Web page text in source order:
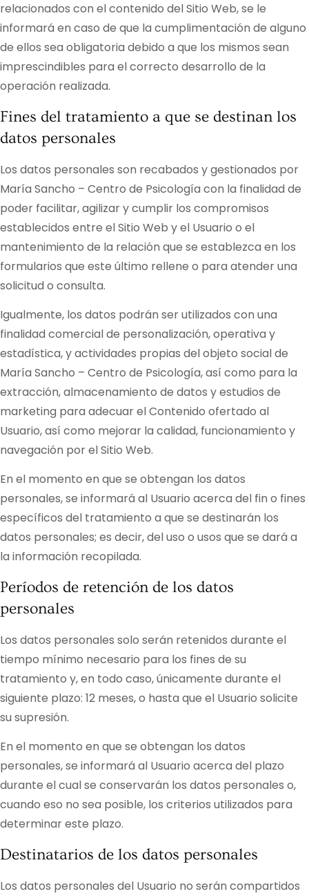
relacionados con el contenido del Sitio Web, se le
informará en caso de que la cumplimentación de alguno
de ellos sea obligatoria debido a que los mismos sean
imprescindibles para el correcto desarrollo de la
operación realizada.
Fines del tratamiento a que se destinan los
datos personales
Los datos personales son recabados y gestionados por
María Sancho – Centro de Psicología con la finalidad de
poder facilitar, agilizar y cumplir los compromisos
establecidos entre el Sitio Web y el Usuario o el
mantenimiento de la relación que se establezca en los
formularios que este último rellene o para atender una
solicitud o consulta.
Igualmente, los datos podrán ser utilizados con una
finalidad comercial de personalización, operativa y
estadística, y actividades propias del objeto social de
María Sancho – Centro de Psicología, así como para la
extracción, almacenamiento de datos y estudios de
marketing para adecuar el Contenido ofertado al
Usuario, así como mejorar la calidad, funcionamiento y
navegación por el Sitio Web.
En el momento en que se obtengan los datos
personales, se informará al Usuario acerca del fin o fines
específicos del tratamiento a que se destinarán los
datos personales; es decir, del uso o usos que se dará a
la información recopilada.
Períodos de retención de los datos
personales
Los datos personales solo serán retenidos durante el
tiempo mínimo necesario para los fines de su
tratamiento y, en todo caso, únicamente durante el
siguiente plazo: 12 meses, o hasta que el Usuario solicite
su supresión.
En el momento en que se obtengan los datos
personales, se informará al Usuario acerca del plazo
durante el cual se conservarán los datos personales o,
cuando eso no sea posible, los criterios utilizados para
determinar este plazo.
Destinatarios de los datos personales
Los datos personales del Usuario no serán compartidos